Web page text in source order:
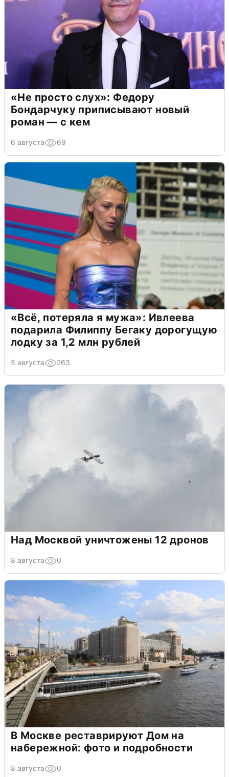
«Не просто слух»: Федору
Бондарчуку приписывают новый
роман — с кем
6 августа 69
«Всё, потеряла я мужа»: Ивлеева
подарила Филиппу Бегаку дорогущую
лодку за 1,2 млн рублей
5 августа 263
Над Москвой уничтожены 12 дронов
8 августа 0
В Москве реставрируют Дом на
набережной: фото и подробности
8 августа 0